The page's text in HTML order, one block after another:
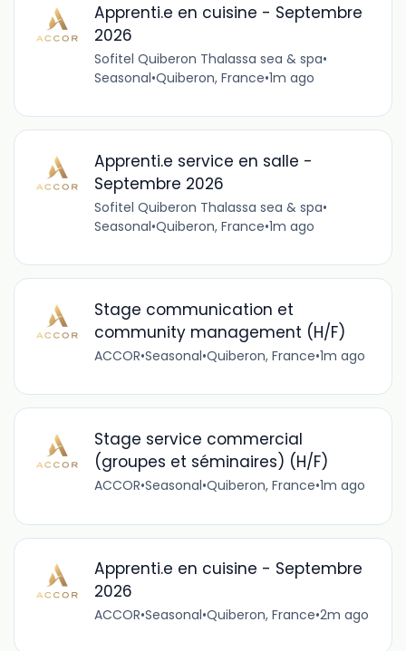
Apprenti.e en cuisine - Septembre
2026
Sofitel Quiberon Thalassa sea & spa•
Seasonal•Quiberon, France•1m ago
Apprenti.e service en salle -
Septembre 2026
Sofitel Quiberon Thalassa sea & spa•
Seasonal•Quiberon, France•1m ago
Stage communication et
community management (H/F)
ACCOR•Seasonal•Quiberon, France•1m ago
Stage service commercial
(groupes et séminaires) (H/F)
ACCOR•Seasonal•Quiberon, France•1m ago
Apprenti.e en cuisine - Septembre
2026
ACCOR•Seasonal•Quiberon, France•2m ago